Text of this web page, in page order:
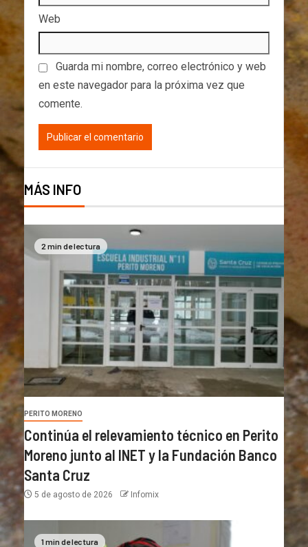
Web
Guarda mi nombre, correo electrónico y web
en este navegador para la próxima vez que
comente.
MÁS INFO
2 min de lectura
PERITO MORENO
Continúa el relevamiento técnico en Perito
Moreno junto al INET y la Fundación Banco
Santa Cruz
5 de agosto de 2026 Infomix
1 min de lectura